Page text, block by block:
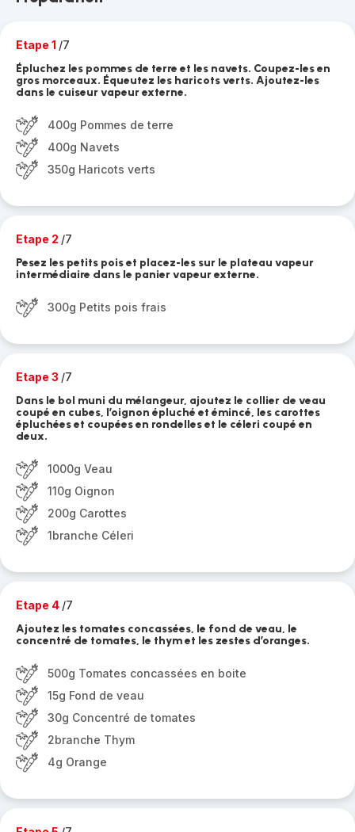
Etape 1 /7
Épluchez les pommes de terre et les navets. Coupez-les en
gros morceaux. Équeutez les haricots verts. Ajoutez-les
dans le cuiseur vapeur externe.
400g Pommes de terre
400g Navets
350g Haricots verts
Etape 2 /7
Pesez les petits pois et placez-les sur le plateau vapeur
intermédiaire dans le panier vapeur externe.
300g Petits pois frais
Etape 3 /7
Dans le bol muni du mélangeur, ajoutez le collier de veau
coupé en cubes, l’oignon épluché et émincé, les carottes
épluchées et coupées en rondelles et le céleri coupé en
deux.
1000g Veau
110g Oignon
200g Carottes
1branche Céleri
Etape 4 /7
Ajoutez les tomates concassées, le fond de veau, le
concentré de tomates, le thym et les zestes d’oranges.
500g Tomates concassées en boite
15g Fond de veau
30g Concentré de tomates
2branche Thym
4g Orange